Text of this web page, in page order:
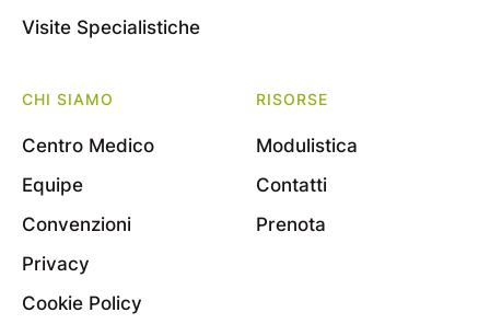
Visite Specialistiche
CHI SIAMO
Centro Medico
Equipe
Convenzioni
Privacy
Cookie Policy
RISORSE
Modulistica
Contatti
Prenota